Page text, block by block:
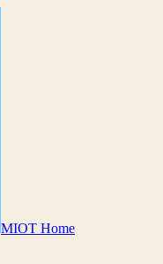
MIOT Home